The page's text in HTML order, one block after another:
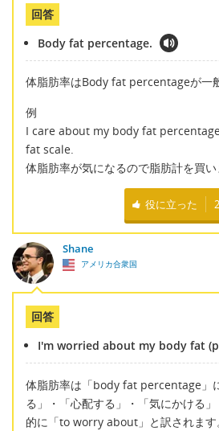
回答
Body fat percentage.
体脂肪率はBody fat percentageが一
例
I care about my body fat
fat scale.
体脂肪率が気になるので脂肪計を買い
役に立った
Shane
アメリカ合衆国
回答
I'm worried about my body fat
体脂肪率は「body fat percentage」
る」・「心配する」・「気にかける
的に「to worry about」と訳されます